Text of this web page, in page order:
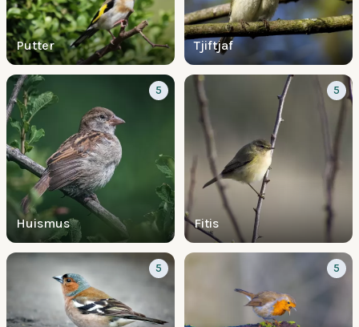
Putter Tjiftjaf
Huismus
5
Fitis
5
5 5